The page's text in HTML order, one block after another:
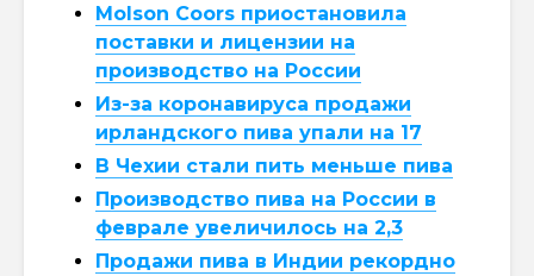
Molson Coors приостановила
поставки и лицензии на
производство на России
Из-за коронавируса продажи
ирландского пива упали на 17
В Чехии стали пить меньше пива
Производство пива на России в
феврале увеличилось на 2,3
Продажи пива в Индии рекордно